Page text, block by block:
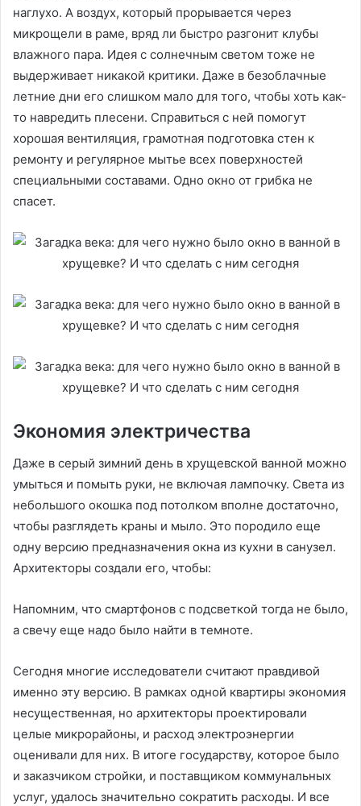
наглухо. А воздух, который прорывается через
микрощели в раме, вряд ли быстро разгонит клубы
влажного пара. Идея с солнечным светом тоже не
выдерживает никакой критики. Даже в безоблачные
летние дни его слишком мало для того, чтобы хоть как-
то навредить плесени. Справиться с ней помогут
хорошая вентиляция, грамотная подготовка стен к
ремонту и регулярное мытье всех поверхностей
специальными составами. Одно окно от грибка не
спасет.
Экономия электричества
Даже в серый зимний день в хрущевской ванной можно
умыться и помыть руки, не включая лампочку. Света из
небольшого окошка под потолком вполне достаточно,
чтобы разглядеть краны и мыло. Это породило еще
одну версию предназначения окна из кухни в санузел.
Архитекторы создали его, чтобы:
Напомним, что смартфонов с подсветкой тогда не было,
а свечу еще надо было найти в темноте.
Сегодня многие исследователи считают правдивой
именно эту версию. В рамках одной квартиры экономия
несущественная, но архитекторы проектировали
целые микрорайоны, и расход электроэнергии
оценивали для них. В итоге государству, которое было
и заказчиком стройки, и поставщиком коммунальных
услуг, удалось значительно сократить расходы. И все